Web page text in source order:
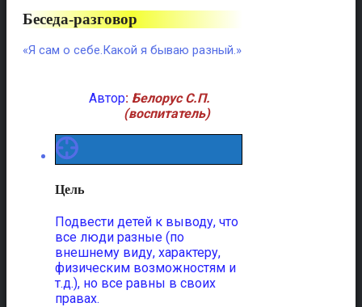
Беседа-разговор
«Я сам о себе.Какой я бываю разный.»
Автор:Белорус С.П.
(воспитатель)
Цель
Подвести детей к выводу, что
все люди разные (по
внешнему виду, характеру,
физическим возможностям и
т.д.), но все равны в своих
правах.